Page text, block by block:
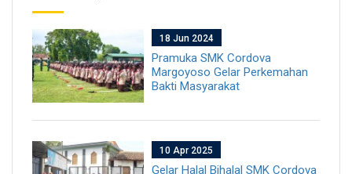
18 Jun 2024
Pramuka SMK Cordova
Margoyoso Gelar Perkemahan
Bakti Masyarakat
10 Apr 2025
Gelar Halal Bihalal SMK Cordova